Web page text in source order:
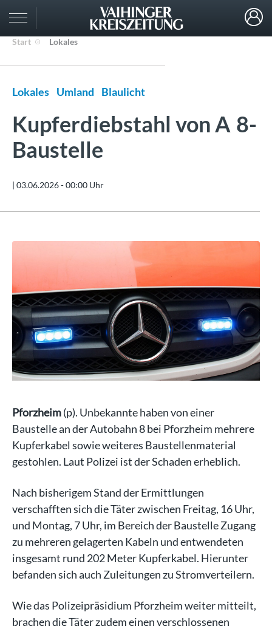
Start Lokales
Lokales Umland Blaulicht
Kupferdiebstahl von A 8-
Baustelle
| 03.06.2026 - 00:00 Uhr
Pforzheim(p). Unbekannte haben von einer
Baustelle an der Autobahn 8 bei Pforzheim mehrere
Kupferkabel sowie weiteres Baustellenmaterial
gestohlen. Laut Polizei ist der Schaden erheblich.
Nach bisherigem Stand der Ermittlungen
verschafften sich die Täter zwischen Freitag, 16 Uhr,
und Montag, 7 Uhr, im Bereich der Baustelle Zugang
zu mehreren gelagerten Kabeln und entwendeten
insgesamt rund 202 Meter Kupferkabel. Hierunter
befanden sich auch Zuleitungen zu Stromverteilern.
Wie das Polizeipräsidium Pforzheim weiter mitteilt,
brachen die Täter zudem einen verschlossenen